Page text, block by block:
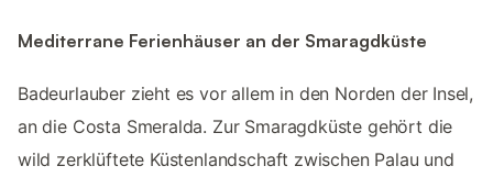
Mediterrane Ferienhäuser an der Smaragdküste
Badeurlauber zieht es vor allem in den Norden der Insel,
an die Costa Smeralda. Zur Smaragdküste gehört die
wild zerklüftete Küstenlandschaft zwischen Palau und